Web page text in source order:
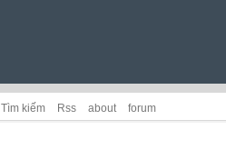
Tìm kiếm Rss about forum